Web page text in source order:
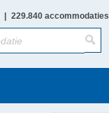
229.840 accommodaties